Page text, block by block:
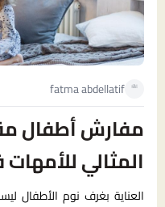
fatma abdellatif
مفارش أطفال
المثالي
العناية بغرف نوم الأطفال